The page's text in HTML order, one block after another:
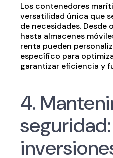
Los contenedores
versatilidad única que
de necesidades. Desde
hasta almacenes
renta pueden
específico para
garantizar eficiencia y
4.
seguridad: